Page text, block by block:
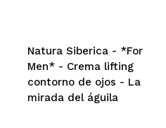
Natura Siberica - *For
Men* - Crema lifting
contorno de ojos - La
mirada del águila